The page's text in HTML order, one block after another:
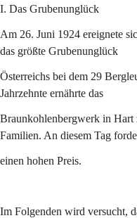
I. Das Grubenunglück
Am 26. Juni 1924 ereignete
das größte Grubenunglück
Österreichs bei dem 29
Jahrzehnte ernährte das
Braunkohlenbergwerk in Hart
Familien. An diesem Tag
einen hohen Preis.
Im Folgenden wird versucht,